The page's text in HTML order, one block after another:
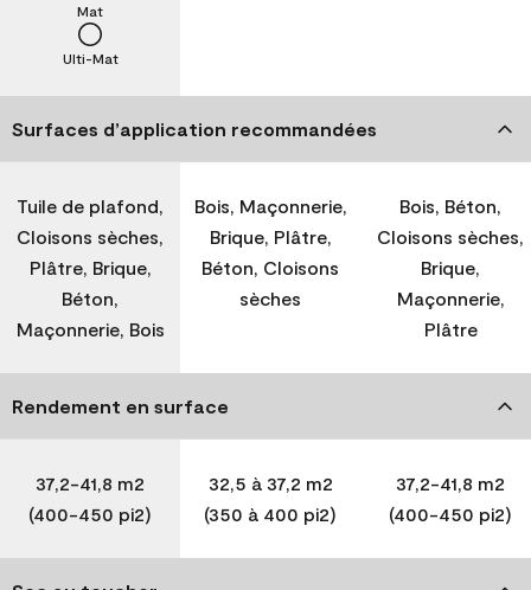
Ulti-Mat
Mat
Surfaces d’application recommandées
Tuile de plafond,
Cloisons sèches,
Plâtre, Brique,
Béton,
Maçonnerie, Bois
Bois, Maçonnerie,
Brique, Plâtre,
Béton, Cloisons
sèches
Bois, Béton,
Cloisons sèches,
Brique,
Maçonnerie,
Plâtre
Rendement en surface
37,2-41,8 m2
(400-450 pi2)
32,5 à 37,2 m2
(350 à 400 pi2)
37,2-41,8 m2
(400-450 pi2)